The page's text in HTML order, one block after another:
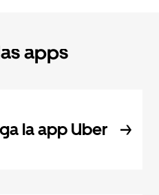
apps
la app Uber